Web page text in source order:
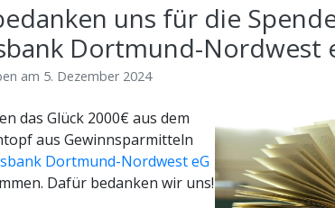
uns für die
Dortmund-Nordwest
am 5. Dezember 2024
das Glück 2000€ aus dem
aus Gewinnsparmitteln
Dortmund-Nordwest eG
Dafür bedanken wir uns!